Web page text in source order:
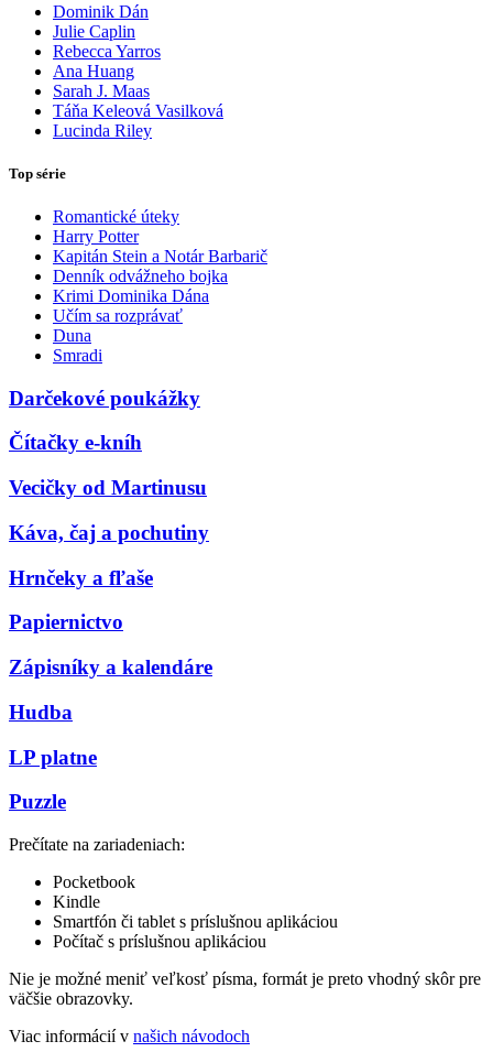
Dominik Dán
Julie Caplin
Rebecca Yarros
Ana Huang
Sarah J. Maas
Táňa Keleová Vasilková
Lucinda Riley
Top série
Romantické úteky
Harry Potter
Kapitán Stein a Notár Barbarič
Denník odvážneho bojka
Krimi Dominika Dána
Učím sa rozprávať
Duna
Smradi
Darčekové poukážky
Čítačky e-kníh
Vecičky od Martinusu
Káva, čaj a pochutiny
Hrnčeky a fľaše
Papiernictvo
Zápisníky a kalendáre
Hudba
LP platne
Puzzle
Prečítate na zariadeniach:
Pocketbook
Kindle
Smartfón či tablet s príslušnou aplikáciou
Počítač s príslušnou aplikáciou
Nie je možné meniť veľkosť písma, formát je preto vhodný skôr pre
väčšie obrazovky.
Viac informácií v našich návodoch